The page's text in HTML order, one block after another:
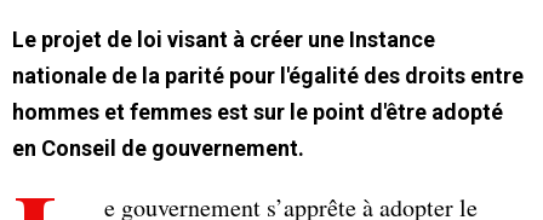
Le projet de loi visant à créer une Instance
nationale de la parité pour l'égalité des droits entre
hommes et femmes est sur le point d'être adopté
en Conseil de gouvernement.
e gouvernement s’apprête à adopter le